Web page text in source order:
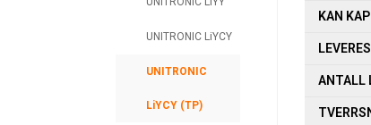
KAN
ANTALL
UNITRONIC LiYCY
UNITRONIC
LiYCY (TP)